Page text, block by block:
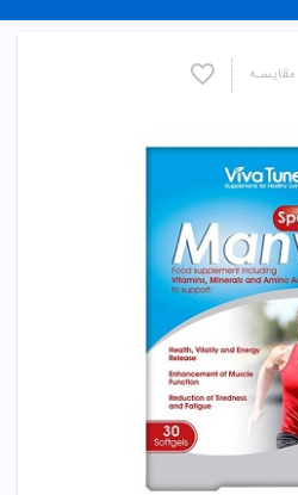
مقایسـه